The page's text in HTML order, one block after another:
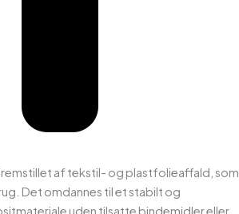
af tekstil- og plastfolieaffald, som
Det omdannes til et stabilt og
uden tilsatte bindemidler eller